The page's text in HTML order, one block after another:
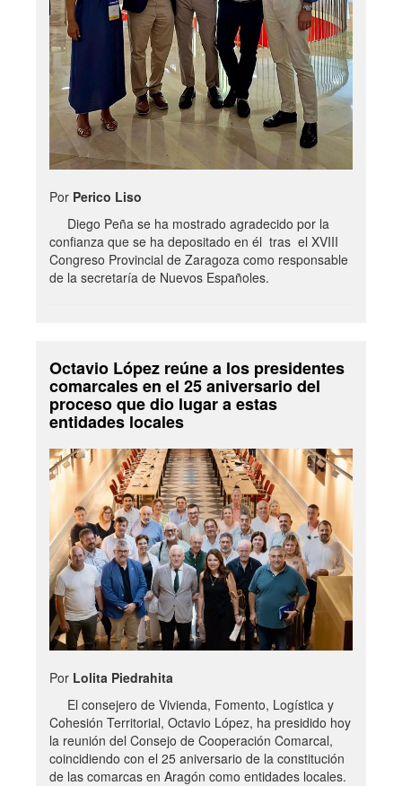
Por Perico Liso
Diego Peña se ha mostrado agradecido por la
confianza que se ha depositado en él tras el XVIII
Congreso Provincial de Zaragoza como responsable
de la secretaría de Nuevos Españoles.
Octavio López reúne a los presidentes
comarcales en el 25 aniversario del
proceso que dio lugar a estas
entidades locales
Por Lolita Piedrahita
El consejero de Vivienda, Fomento, Logística y
Cohesión Territorial, Octavio López, ha presidido hoy
la reunión del Consejo de Cooperación Comarcal,
coincidiendo con el 25 aniversario de la constitución
de las comarcas en Aragón como entidades locales.